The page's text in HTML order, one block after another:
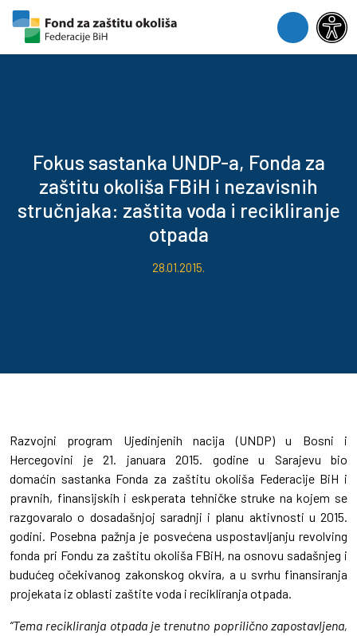
Skip to content
Skip to footer
Menu
Fokus sastanka UNDP-a, Fonda za
zaštitu okoliša FBiH i nezavisnih
stručnjaka: zaštita voda i recikliranje
otpada
28.01.2015.
Razvojni program Ujedinjenih nacija (UNDP) u Bosni i
Hercegovini je 21. januara 2015. godine u Sarajevu bio
domaćin sastanka Fonda za zaštitu okoliša Federacije BiH i
pravnih, finansijskih i eskperata tehničke struke na kojem se
razgovaralo o dosadašnjoj saradnji i planu aktivnosti u 2015.
godini. Posebna pažnja je posvećena uspostavljanju revolving
fonda pri Fondu za zaštitu okoliša FBiH, na osnovu sadašnjeg i
budućeg očekivanog zakonskog okvira, a u svrhu finansiranja
projekata iz oblasti zaštite voda i recikliranja otpada.
“Tema recikliranja otpada je trenutno poprilično zapostavljena,